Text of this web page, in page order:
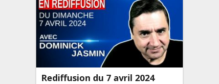
Rediffusion du 7 avril 2024